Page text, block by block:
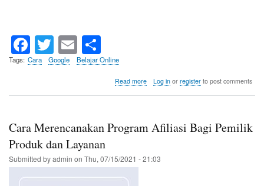
Fa
ce
ok
T
wi
r
E
m ha
re
Tags Cara Google Belajar Online
Read moreabout
Tahun
Log inor registerto post comments
Cara Merencanakan Program Afiliasi Bagi Pemilik
Produk dan Layanan
Submitted byadmin on Thu, 07/15/2021 - 21:03